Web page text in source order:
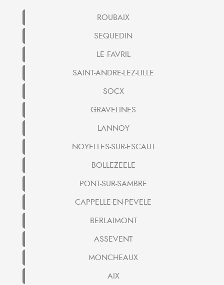
ROUBAIX
SEQUEDIN
LE FAVRIL
SAINT-ANDRE-LEZ-LILLE
SOCX
GRAVELINES
LANNOY
NOYELLES-SUR-ESCAUT
BOLLEZEELE
PONT-SUR-SAMBRE
CAPPELLE-EN-PEVELE
BERLAIMONT
ASSEVENT
MONCHEAUX
AIX